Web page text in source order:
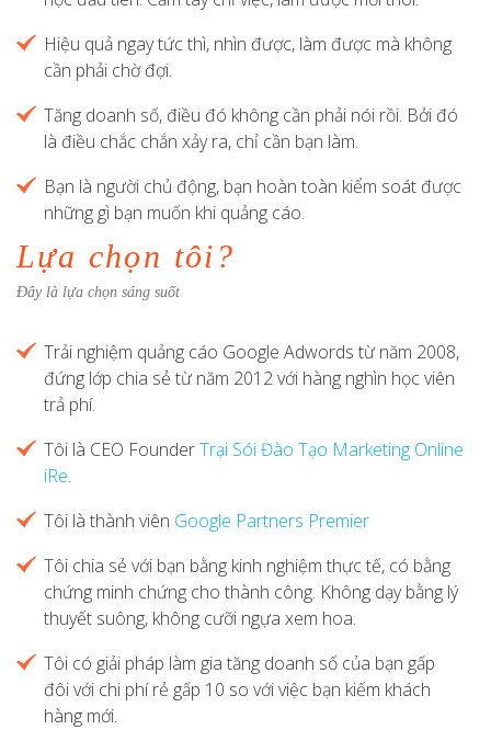
Hiệu quả ngay tức thì, nhìn được, làm được mà không
cần phải chờ đợi.
Tăng doanh số, điều đó không cần phải nói rồi. Bởi đó
là điều chắc chắn xảy ra, chỉ cần bạn làm.
Bạn là người chủ động, bạn hoàn toàn kiểm soát được
những gì bạn muốn khi quảng cáo.
Lựa chọn tôi?
Đây là lựa chọn sáng suốt
Trải nghiệm quảng cáo Google Adwords từ năm 2008,
đứng lớp chia sẻ từ năm 2012 với hàng nghìn học viên
trả phí.
Tôi là CEO FounderTrại Sói Đào Tạo Marketing Online
iRe.
Tôi là thành viên Google Partners Premier
Tôi chia sẻ với bạn bằng kinh nghiệm thực tế, có bằng
chứng minh chứng cho thành công. Không dạy bằng lý
thuyết suông, không cưỡi ngựa xem hoa.
Tôi có giải pháp làm gia tăng doanh số của bạn gấp
đôi với chi phí rẻ gấp 10 so với việc bạn kiếm khách
hàng mới.